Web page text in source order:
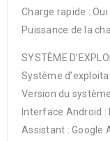
Charge rapide : Oui
Puissance de la
SYSTÈME
Système
Version du
Interface Android :
Assistant : Google